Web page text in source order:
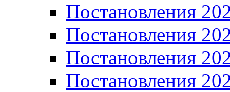
Постановления
Постановления
Постановления
Постановления